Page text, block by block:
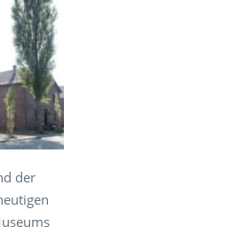
der